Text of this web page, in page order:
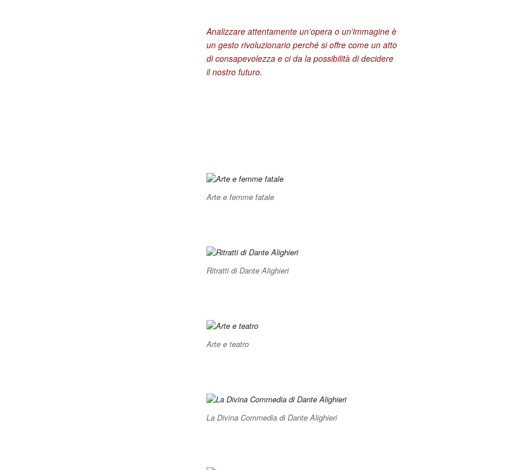
Analizzare attentamente un’opera o un’immagine è
un gesto rivoluzionario perché si offre come un atto
di consapevolezza e ci da la possibilità di decidere
il nostro futuro.
Arte e femme fatale
Ritratti di Dante Alighieri
Arte e teatro
La Divina Commedia di Dante Alighieri